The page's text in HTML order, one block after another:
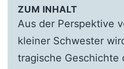
ZUM INHALT
Aus der Perspektive
kleiner Schwester
tragische Geschichte